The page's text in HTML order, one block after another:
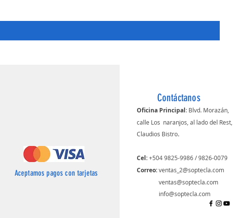
Aceptamos pagos con tarjetas
Contáctanos
Oficina Principal: Blvd. Morazán,
calle Los naranjos, al lado del Rest,
Claudios Bistro.
Cel:+504 9825-9986 / 9826-0079
Correo: ​ventas_2@soptecla.com
ventas@soptecla.com
info@soptecla.com